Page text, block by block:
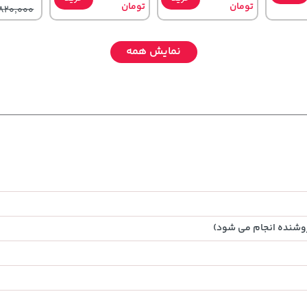
تومان
تومان
5,454,000
165,900
نمایش همه
انجام می شود)